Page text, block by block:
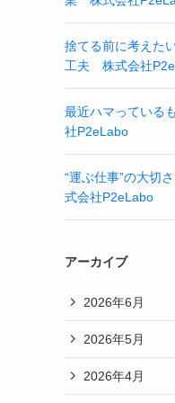
捨てる前に考えた
工夫 株式会社
最近ハマっている
社P2eLabo
“運ぶ仕事”の大切
式会社P2eLabo
アーカイブ
2026年6月
2026年5月
2026年4月